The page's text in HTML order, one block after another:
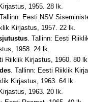
1955. 28 lk.
Eesti NSV
Kirjastus, 1957. 22 lk.
. Tallinn: Eesti
1958. 24 lk.
Riiklik Kirjastus, 1960. 80
. Tallinn: Eesti Riiklik
Kirjastus, 1963. 64 lk.
1963. 20 lk.